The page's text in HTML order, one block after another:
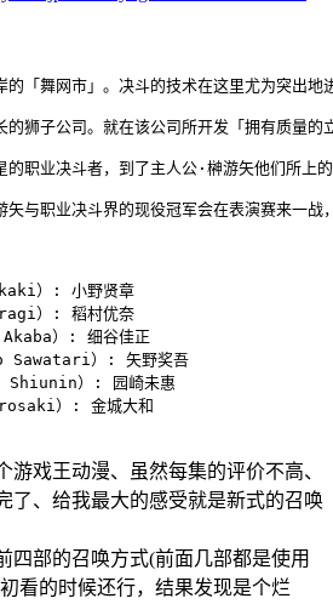
的「舞网市」。决斗的技术在这里尤为突出地
的狮子公司。就在该公司所开发「拥有质量
的职业决斗者，到了主人公·榊游矢他们所上
矢与职业决斗界的现役冠军会在表演赛来一战
）: 小野贤章
）: 稻村优奈
）: 细谷佳正
Sawatari）: 矢野奖吾
Shiunin）: 园崎未惠
）: 金城大和
游戏王动漫、虽然每集的评价不高、
了、给我最大的感受就是新式的召唤
四部的召唤方式(前面几部都是使用
看的时候还行，结果发现是个烂